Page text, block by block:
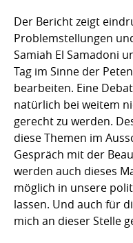
Der Bericht zeigt
Problemstellungen
Samiah El Samadoni
Tag im Sinne der
bearbeiten. Eine
natürlich bei weitem
gerecht zu werden.
diese Themen im
Gespräch mit der
werden auch dieses
möglich in unsere
lassen. Und auch für
mich an dieser Stelle